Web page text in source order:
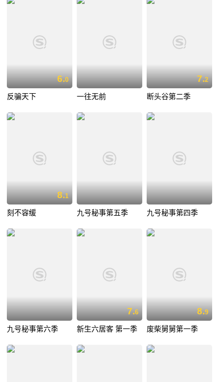
6.0
反骗天下 一往无前
7.2
断头谷第二季
8.1
刻不容缓 九号秘事第五季 九号秘事第四季
九号秘事第六季
7.6
新生六居客 第一季
8.9
废柴舅舅第一季